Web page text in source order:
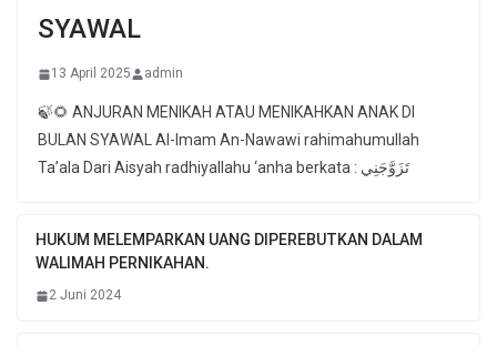
SYAWAL
13 April 2025 admin
🍃🌻 ANJURAN MENIKAH ATAU MENIKAHKAN ANAK DI
BULAN SYAWAL Al-Imam An-Nawawi rahimahumullah
Ta’ala Dari Aisyah radhiyallahu ‘anha berkata : تَزَوَّجَنِي
HUKUM MELEMPARKAN UANG DIPEREBUTKAN DALAM
WALIMAH PERNIKAHAN.
2 Juni 2024